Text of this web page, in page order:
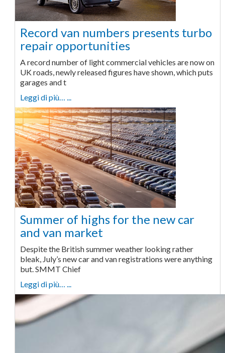
Record van numbers presents turbo
repair opportunities
A record number of light commercial vehicles are now on
UK roads, newly released figures have shown, which puts
garages and t
Leggi di più… ...
Summer of highs for the new car
and van market
Despite the British summer weather looking rather
bleak, July’s new car and van registrations were anything
but. SMMT Chief
Leggi di più… ...